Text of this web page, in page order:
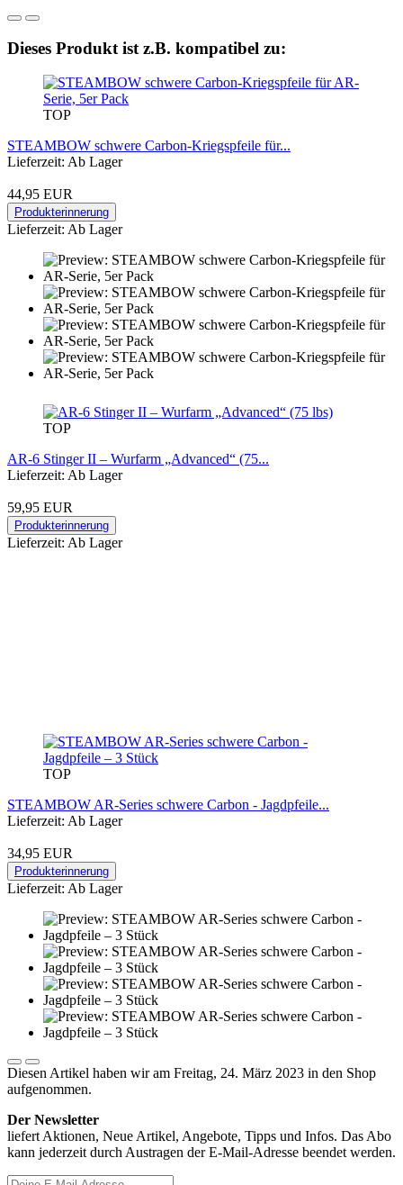
Dieses Produkt ist z.B. kompatibel zu:
TOP
STEAMBOW schwere Carbon-Kriegspfeile für...
Lieferzeit: Ab Lager
44,95 EUR
Produkterinnerung
Lieferzeit: Ab Lager
TOP
AR-6 Stinger II – Wurfarm „Advanced“ (75...
Lieferzeit: Ab Lager
59,95 EUR
Produkterinnerung
Lieferzeit: Ab Lager
TOP
STEAMBOW AR-Series schwere Carbon - Jagdpfeile...
Lieferzeit: Ab Lager
34,95 EUR
Produkterinnerung
Lieferzeit: Ab Lager
Diesen Artikel haben wir am Freitag, 24. März 2023 in den Shop
aufgenommen.
Der Newsletter
liefert Aktionen, Neue Artikel, Angebote, Tipps und Infos. Das Abo
kann jederzeit durch Austragen der E-Mail-Adresse beendet werden.